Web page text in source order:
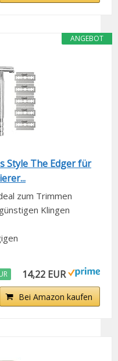
ANGEBOT
Style The Edger für
zum Trimmen
Klingen
14,22 EUR
Bei Amazon kaufen